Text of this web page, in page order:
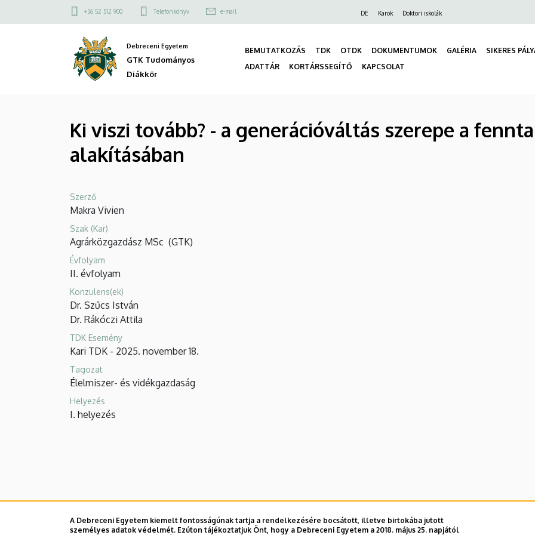
generációváltás
fenntartható
agrárjövő
alakításában
Tudományos
a
Felső
menü
+36 52 512 900 Telefonkönyv e-mail DE Karok Doktori iskolák
Debreceni Egyetem
GTK Tudományos
Diákkör
Fő
BEMUTATKOZÁS TDK OTDK DOKUMENTUMOK GALÉRIA
SIKERES
ADATTÁR
KORTÁRSSEGÍTŐ KAPCSOLAT
Ki viszi tovább? - a generációváltás szerepe a
alakításában
Szerző
Makra Vivien
Szak (Kar)
Agrárközgazdász MSc (GTK)
Évfolyam
II. évfolyam
Konzulens(ek)
Dr. Szűcs István
Dr. Rákóczi Attila
TDK Esemény
Kari TDK - 2025. november 18.
Tagozat
Élelmiszer- és vidékgazdaság
Helyezés
I. helyezés
A Debreceni Egyetem kiemelt fontosságúnak tartja a rendelkezésére bocsátott, illetve birtokába jutott
személyes adatok védelmét. Ezúton tájékoztatjuk Önt, hogy a Debreceni Egyetem a 2018. május 25. napjától